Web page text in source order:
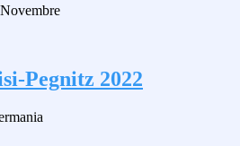
Pegnitz 2022